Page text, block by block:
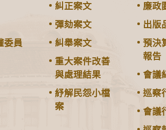
委員
糾正案文
彈劾案文
糾舉案文
重大案件改善
與處理結果
紓解民怨小檔
案
廉政
出版
預決
報告
會議
巡察
會議